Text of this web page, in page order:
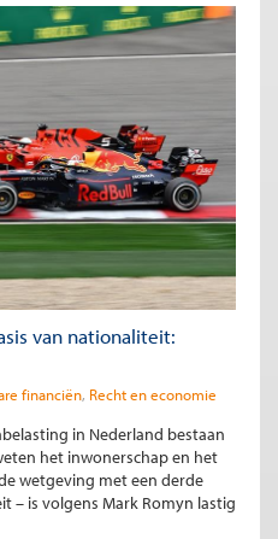
van nationaliteit:
financiën Recht en economie
in Nederland bestaan
het inwonerschap en het
wetgeving met een derde
– is volgens Mark Romyn lastig